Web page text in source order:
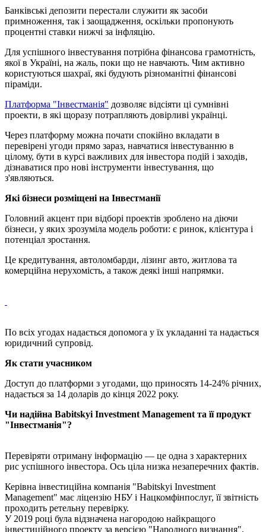
Банківські депозити перестали служити як засоби
примноження, так і заощадження, оскільки пропонують
процентні ставки нижчі за інфляцію.
Для успішного інвестування потрібна фінансова грамотність,
якої в Україні, на жаль, поки що не навчають. Чим активно
користуються шахраї, які будують різноманітні фінансові
піраміди.
Платформа "Інвестманія" дозволяє відсіяти ці сумнівні
проекти, в які щоразу потрапляють довірливі українці.
Через платформу можна почати спокійно вкладати в
перевірені угоди прямо зараз, навчатися інвестуванню в
цілому, бути в курсі важливих для інвестора подій і заходів,
дізнаватися про нові інструменти інвестування, що
з'являються.
Які бізнеси розміщені на Інвестманії
Головний акцент при відборі проектів зроблено на діючи
бізнеси, у яких зрозуміла модель роботи: є ринок, клієнтура і
потенціал зростання.
Це кредитування, автоломбарди, лізинг авто, житлова та
комерційна нерухомість, а також деякі інші напрямки.
По всіх угодах надається допомога у їх укладанні та надається
юридичний супровід.
Як стати учасником
Доступ до платформи з угодами, що приносять 14-24% річних,
надається за 14 доларів до кінця 2022 року.
Чи надійна Babitskyi Investment Management та її продукт
"Інвестманія"?
Перевіряти отриману інформацію — це одна з характерних
рис успішного інвестора. Ось ціла низка незаперечних фактів.
Керівна інвестиційна компанія "Babitskyi Investment
Management" має ліцензію НБУ і Нацкомфінпослуг, її звітність
проходить ретельну перевірку.
У 2019 році була відзначена нагородою найкращого
інвестиційного проекту за версією "Народного визнання".